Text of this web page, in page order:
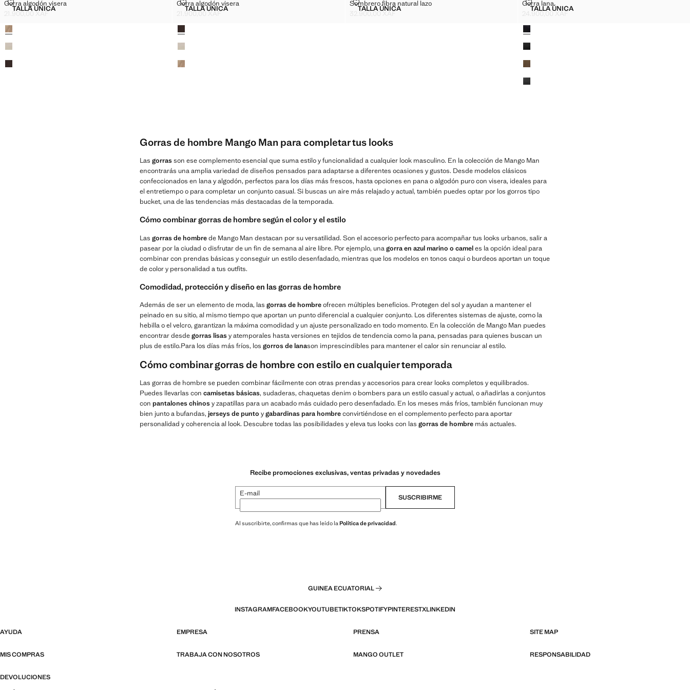
Tallas
TALLA ÚNICAGORRA ALGODÓN VISERA
Gorra algodón visera
GORRA ALGODÓN VISERA
21.900,00 XAF
Colores
Tallas
TALLA ÚNICAGORRA ALGODÓN VISERA
Gorra algodón visera
GORRA ALGODÓN VISERA
21.900,00 XAF
Colores
Tallas
TALLA ÚNICASOMBRERO FIBRA NATURAL LAZO
Sombrero fibra natural lazo
SOMBRERO FIBRA NATURAL LAZO
32.900,00 XAF
Tallas
TALLA ÚNICA
GORRA LANA
Gorra lana
GORRA LANA
24.900,00 XAF
Colores
Gorras de hombre Mango Man para completar tus looks
Las gorrasson ese complemento esencial que suma estilo y funcionalidad a cualquier look masculino. En la colección de Mango Man
encontrarás una amplia variedad de diseños pensados para adaptarse a diferentes ocasiones y gustos. Desde modelos clásicos
confeccionados en lana y algodón, perfectos para los días más frescos, hasta opciones en pana o algodón puro con visera, ideales para
el entretiempo o para completar un conjunto casual. Si buscas un aire más relajado y actual, también puedes optar por los gorros tipo
bucket, una de las tendencias más destacadas de la temporada.
Cómo combinar gorras de hombre según el color y el estilo
Las gorras de hombrede Mango Man destacan por su versatilidad. Son el accesorio perfecto para acompañar tus looks urbanos, salir a
pasear por la ciudad o disfrutar de un fin de semana al aire libre. Por ejemplo, unagorra en azul marino o cameles la opción ideal para
combinar con prendas básicas y conseguir un estilo desenfadado, mientras que los modelos en tonos caqui o burdeos aportan un toque
de color y personalidad a tus outfits.
Comodidad, protección y diseño en las gorras de hombre
Además de ser un elemento de moda, las gorras de hombreofrecen múltiples beneficios. Protegen del sol y ayudan a mantener el
peinado en su sitio, al mismo tiempo que aportan un punto diferencial a cualquier conjunto. Los diferentes sistemas de ajuste, como la
hebilla o el velcro, garantizan la máxima comodidad y un ajuste personalizado en todo momento. En la colección de Mango Man puedes
encontrar desdegorras lisasy atemporales hasta versiones en tejidos de tendencia como la pana, pensadas para quienes buscan un
plus de estilo.Para los días más fríos, los gorros de lanason imprescindibles para mantener el calor sin renunciar al estilo.
Cómo combinar gorras de hombre con estilo en cualquier temporada
Las gorras de hombre se pueden combinar fácilmente con otras prendas y accesorios para crear looks completos y equilibrados.
Puedes llevarlas con camisetas básicas, sudaderas, chaquetas denim o bombers para un estilo casual y actual, o añadirlas a conjuntos
con pantalones chinosy zapatillas para un acabado más cuidado pero desenfadado. En los meses más fríos, también funcionan muy
bien junto a bufandas, jerseys de punto ygabardinas para hombreconvirtiéndose en el complemento perfecto para aportar
personalidad y coherencia al look. Descubre todas las posibilidades y eleva tus looks con las gorras de hombre más actuales.
Recibe promociones exclusivas, ventas privadas y novedades
E-mail SUSCRIBIRME
Al suscribirte, confirmas que has leído laPolítica de privacidad.
GUINEA ECUATORIAL
INSTAGRAMFACEBOOKYOUTUBETIKTOKSPOTIFYPINTERESTXLINKEDIN
AYUDA EMPRESA PRENSA SITE MAP
MIS COMPRAS TRABAJA CON NOSOTROS MANGO OUTLET RESPONSABILIDAD
DEVOLUCIONES